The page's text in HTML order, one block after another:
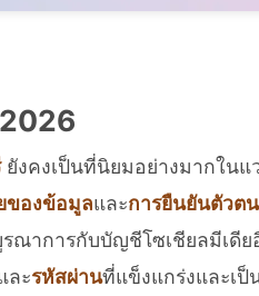
ยังคงเป็นที่นิยมอย่างมากใน
ของข้อมูลและการยืนยันตัวตน
ณาการกับบัญชีโซเชียลมีเดี
ละรหัสผ่านที่แข็งแกร่งและเ